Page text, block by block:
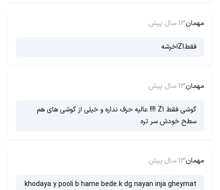
مهمان13 سال پیش
فقطZ1اخرشه
مهمان13 سال پیش
گوشی فقط Z1 !!!! عالیه حرف نداره و خیلی از گوشی های هم
سطح خودش سر تره
مهمان13 سال پیش
khodaya y pooli b hame bede k dg nayan inja gheymat